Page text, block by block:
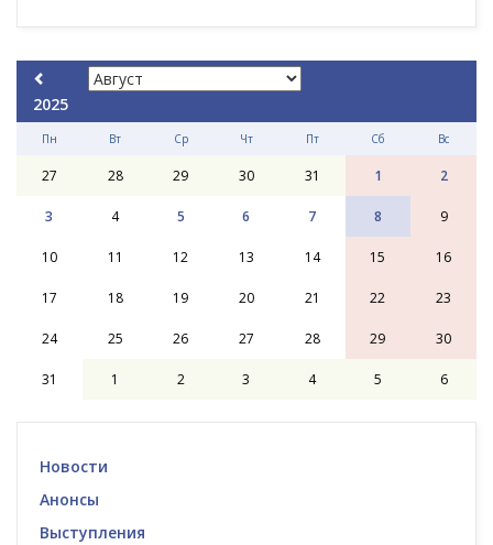
2025
Пн Вт Ср Чт Пт Сб Вс
27 28 29 30 31 1 2
3 4 5 6 7 8 9
10 11 12 13 14 15 16
17 18 19 20 21 22 23
24 25 26 27 28 29 30
31 1 2 3 4 5 6
Новости
Анонсы
Выступления